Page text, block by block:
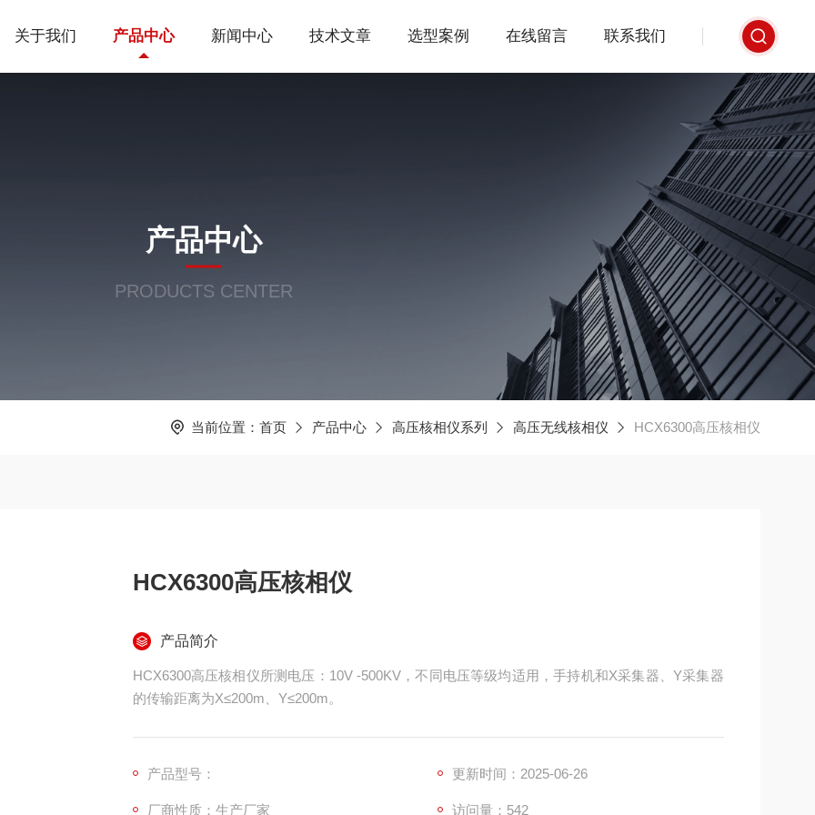
关于我们 产品中心 新闻中心 技术文章 选型案例 在线留言 联系我们
产品中心
PRODUCTS CENTER
当前位置： 首页 产品中心 高压核相仪系列 高压无线核相仪 HCX6300高压核相仪
HCX6300高压核相仪
产品简介
HCX6300高压核相仪所测电压：10V -500KV，不同电压等级均适用，手持机和X采集器、Y采集器
的传输距离为X≤200m、Y≤200m。
产品型号： 更新时间：2025-06-26
厂商性质：生产厂家 访问量：542